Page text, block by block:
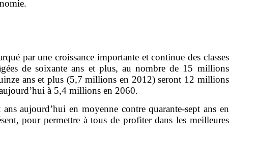
par une croissance importante et continue des classes
de soixante ans et plus, au nombre de 15 millions
ans et plus (5,7 millions en 2012) seront 12 millions
à 5,4 millions en 2060.
aujourd’hui en moyenne contre quarante-sept ans en
pour permettre à tous de profiter dans les meilleures